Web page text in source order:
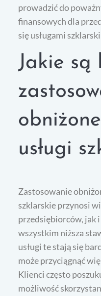
prowadzić do
finansowych dla
się usługami
Jakie są
usługi
Zastosowanie
szklarskie przynosi
przedsiębiorców, jak
wszystkim niższa
usługi te stają się
może przyciągnąć
Klienci często
możliwość